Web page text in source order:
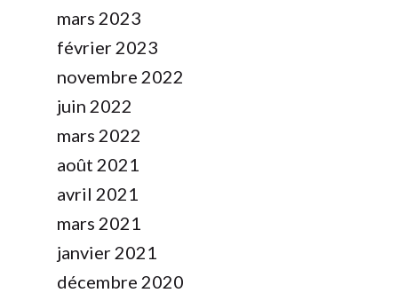
mars 2023
février 2023
novembre 2022
juin 2022
mars 2022
août 2021
avril 2021
mars 2021
janvier 2021
décembre 2020